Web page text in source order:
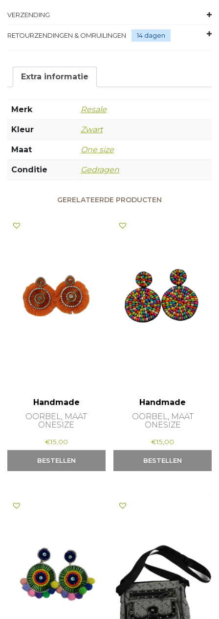
VERZENDING
RETOURZENDINGEN & OMRUILINGEN 14 dagen
Extra informatie
Merk Resale
Kleur Zwart
Maat One size
Conditie Gedragen
GERELATEERDE PRODUCTEN
Handmade
OORBEL, MAAT
ONESIZE
€15,00
BESTELLEN
Handmade
OORBEL, MAAT
ONESIZE
€15,00
BESTELLEN